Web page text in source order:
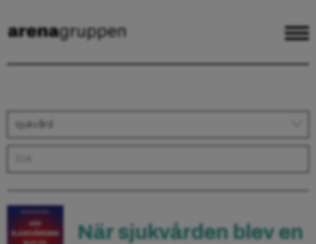
sjukvård
När sjukvården blev en